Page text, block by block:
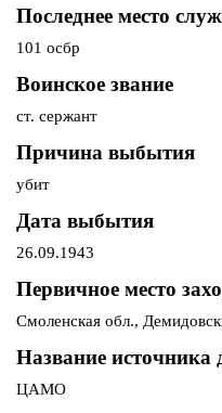
Последнее место
101 осбр
Воинское звание
ст. сержант
Причина выбытия
убит
Дата выбытия
26.09.1943
Первичное место
Смоленская обл.,
Название источника
ЦАМО